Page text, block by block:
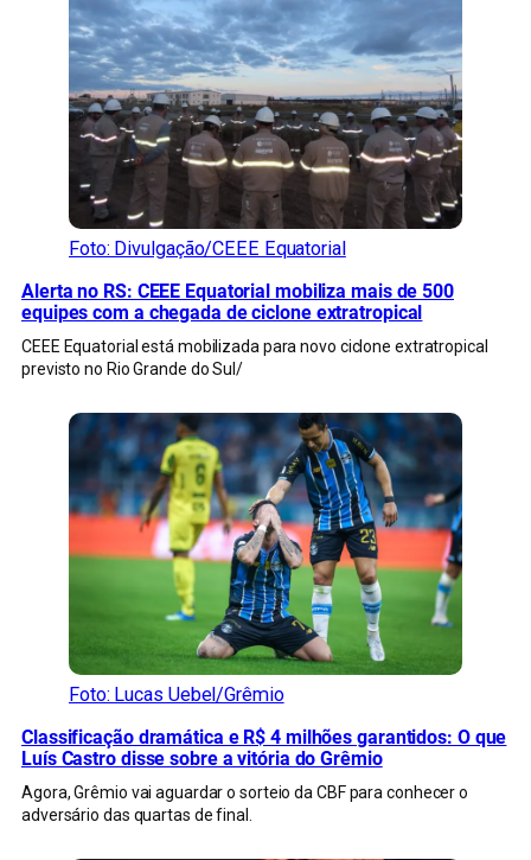
Foto: Divulgação/CEEE Equatorial
Alerta no RS: CEEE Equatorial mobiliza mais de 500
equipes com a chegada de ciclone extratropical
CEEE Equatorial está mobilizada para novo ciclone extratropical
previsto no Rio Grande do Sul/
Foto: Lucas Uebel/Grêmio
Classificação dramática e R$ 4 milhões garantidos: O que
Luís Castro disse sobre a vitória do Grêmio
Agora, Grêmio vai aguardar o sorteio da CBF para conhecer o
adversário das quartas de final.